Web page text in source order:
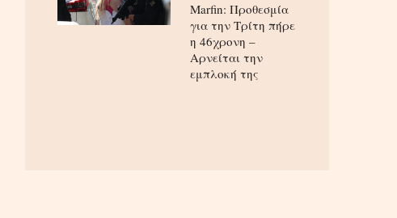
Marfin: Προθεσμία
για την Τρίτη πήρε
η 46χρονη –
Aρνείται την
εμπλοκή της